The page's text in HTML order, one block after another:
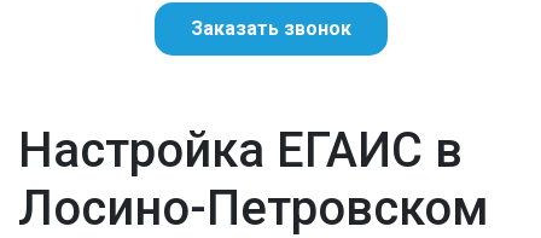
Заказать звонок
Настройка ЕГАИС в
Лосино-Петровском